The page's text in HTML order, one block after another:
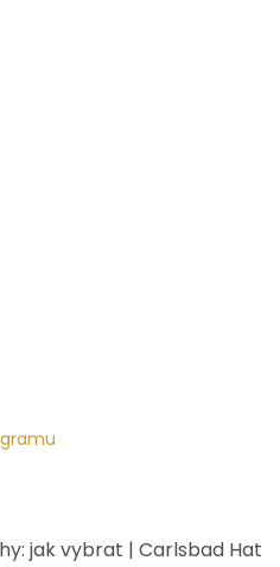
jak vybrat | Carlsbad Hat